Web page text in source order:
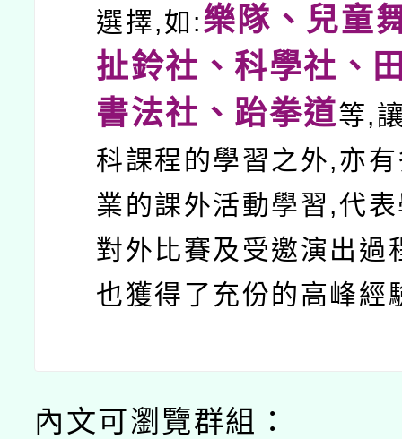
選擇,如:樂隊、兒童
扯鈴社、科學社、
書法社、跆拳道等,
科課程的學習之外,亦
業的課外活動學習,代
對外比賽及受邀演出過
也獲得了充份的高峰經
內文可瀏覽群組：